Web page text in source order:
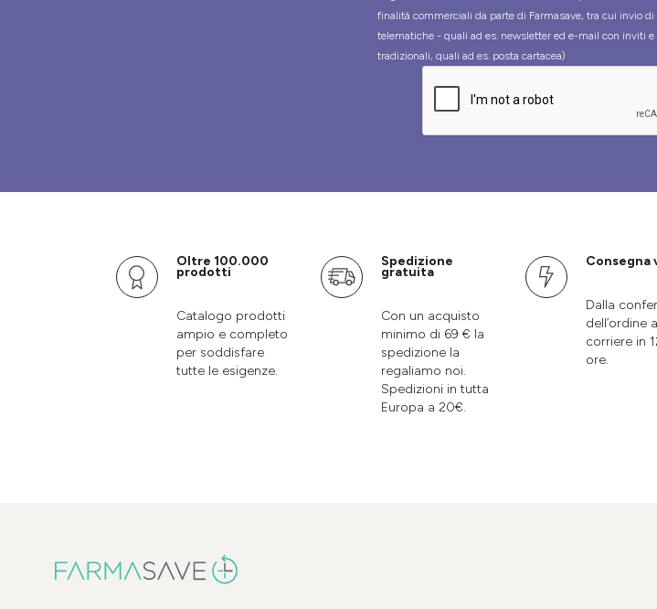
finalità commerciali da parte di Farmasave, tra cui invio
telematiche - quali ad es. newsletter ed e-mail con inviti
tradizionali, quali ad es. posta cartacea)
Oltre 100.000
prodotti
Catalogo prodotti
ampio e completo
per soddisfare
tutte le esigenze.
Spedizione
gratuita
Con un acquisto
minimo di 69 € la
spedizione la
regaliamo noi.
Spedizioni in tutta
Europa a 20€.
Consegna
Dalla
dell’ordine
corriere in
ore.